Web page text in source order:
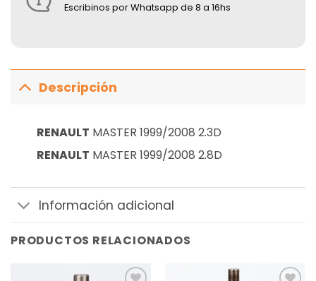
Escribinos por Whatsapp de 8 a 16hs
Descripción
RENAULT MASTER 1999/2008 2.3D
RENAULT MASTER 1999/2008 2.8D
Información adicional
PRODUCTOS RELACIONADOS